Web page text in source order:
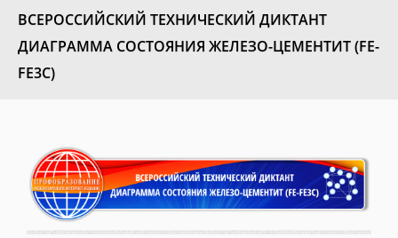
ВСЕРОССИЙСКИЙ ТЕХНИЧЕСКИЙ ДИКТАНТ
ДИАГРАММА СОСТОЯНИЯ ЖЕЛЕЗО-ЦЕМЕНТИТ (FE-
FЕ3C)